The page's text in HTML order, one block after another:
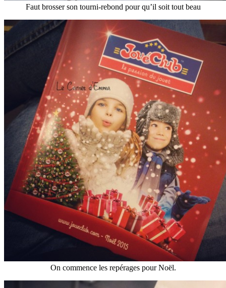
Faut brosser son tourni-rebond pour qu’il soit tout beau
On commence les repérages pour Noël.